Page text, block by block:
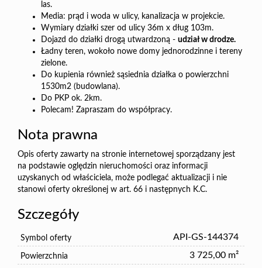
las.
Media: prąd i woda w ulicy, kanalizacja w projekcie.
Wymiary działki szer od ulicy 36m x dług 103m.
Dojazd do działki drogą utwardzoną - udział w drodze.
Ładny teren, wokoło nowe domy jednorodzinne i tereny
zielone.
Do kupienia również sąsiednia działka o powierzchni
1530m2 (budowlana).
Do PKP ok. 2km.
Polecam! Zapraszam do współpracy.
Nota prawna
Opis oferty zawarty na stronie internetowej sporządzany jest
na podstawie oględzin nieruchomości oraz informacji
uzyskanych od właściciela, może podlegać aktualizacji i nie
stanowi oferty określonej w art. 66 i następnych K.C.
Szczegóły
Symbol oferty API-GS-144374
Powierzchnia 3 725,00 m²